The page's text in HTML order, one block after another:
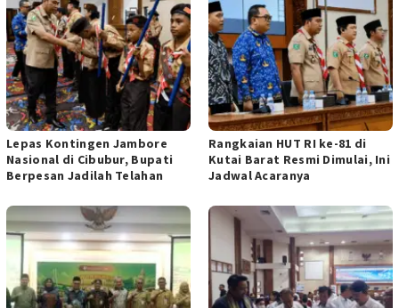
Lepas Kontingen Jambore
Nasional di Cibubur, Bupati
Berpesan Jadilah Telahan
Rangkaian HUT RI ke-81 di
Kutai Barat Resmi Dimulai, Ini
Jadwal Acaranya